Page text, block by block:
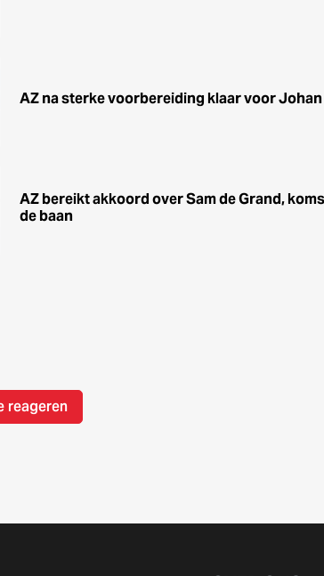
AZ na sterke voorbereiding klaar voor
AZ bereikt akkoord over Sam de Grand,
de baan
reageren